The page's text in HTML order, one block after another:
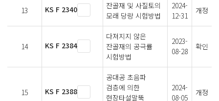
13 KS F 2340
잔골재 및 사질토의
모래 당량 시험방법
2024-
12-31
개정
14 KS F 2384
다져지지 않은
잔골재의 공극률
시험방법
2023-
08-28
확인
15 KS F 2388
공대공 초음파
검층에 의한
현장타설말뚝
2024-
08-05
개정